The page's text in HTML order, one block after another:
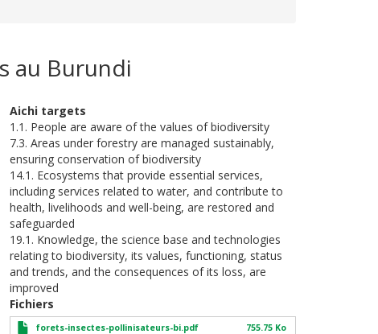
au Burundi
Aichi targets
1.1. People are aware of the values of biodiversity
7.3. Areas under forestry are managed sustainably,
ensuring conservation of biodiversity
14.1. Ecosystems that provide essential services,
including services related to water, and contribute to
health, livelihoods and well-being, are restored and
safeguarded
19.1. Knowledge, the science base and technologies
relating to biodiversity, its values, functioning, status
and trends, and the consequences of its loss, are
improved
Fichiers
forets-insectes-pollinisateurs-bi.pdf 755.75 Ko